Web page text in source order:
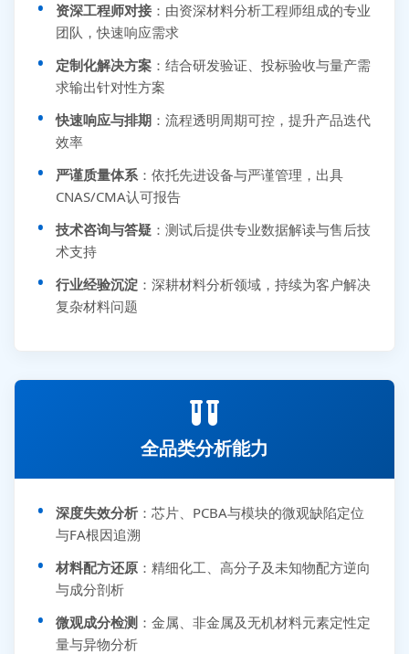
资深工程师对接 ：由资深材料分析工程师组成的专业
团队，快速响应需求
定制化解决方案 ：结合研发验证、投标验收与量产需
求输出针对性方案
快速响应与排期 ：流程透明周期可控，提升产品迭代
效率
严谨质量体系 ：依托先进设备与严谨管理，出具
CNAS/CMA认可报告
技术咨询与答疑 ：测试后提供专业数据解读与售后技
术支持
行业经验沉淀 ：深耕材料分析领域，持续为客户解决
复杂材料问题
全品类分析能力
深度失效分析 ：芯片、PCBA与模块的微观缺陷定位
与FA根因追溯
材料配方还原 ：精细化工、高分子及未知物配方逆向
与成分剖析
微观成分检测 ：金属、非金属及无机材料元素定性定
量与异物分析